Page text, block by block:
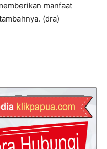
manfaat
(dra)